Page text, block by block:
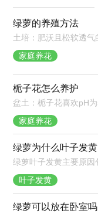
绿萝的养殖方法
家庭养花
栀子花怎么养护
家庭养花
绿萝为什么叶子发黄
叶子发黄
绿萝可以放在卧室吗